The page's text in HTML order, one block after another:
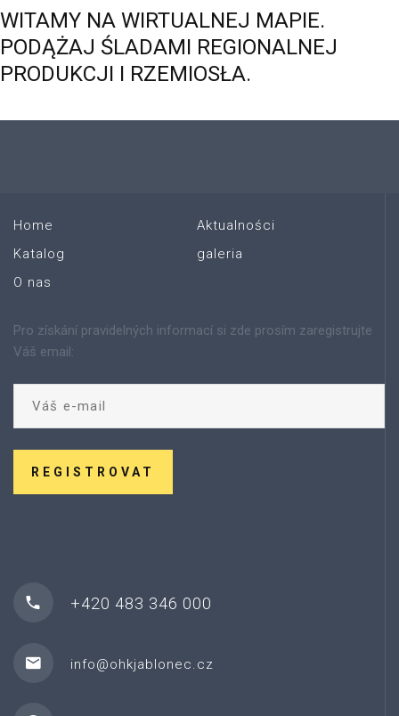
WITAMY NA WIRTUALNEJ MAPIE.
PODĄŻAJ ŚLADAMI REGIONALNEJ
PRODUKCJI I RZEMIOSŁA.
Home
Katalog
O nas
Aktualności
galeria
Pro získání pravidelných informací si zde prosím zaregistrujte
Váš email:
REGISTROVAT
+420 483 346 000
info@ohkjablonec.cz